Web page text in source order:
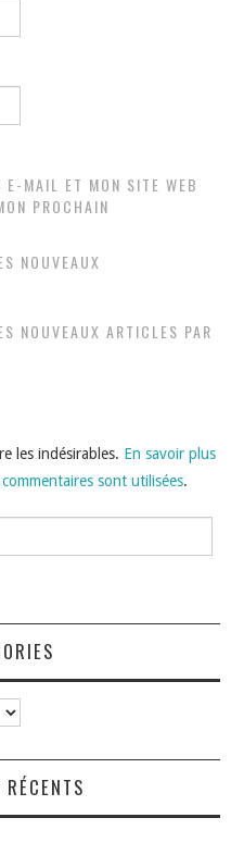
E-MAIL ET MON SITE WEB
PROCHAIN
NOUVEAUX
NOUVEAUX ARTICLES PAR
les indésirables. En savoir plus
sont utilisées.